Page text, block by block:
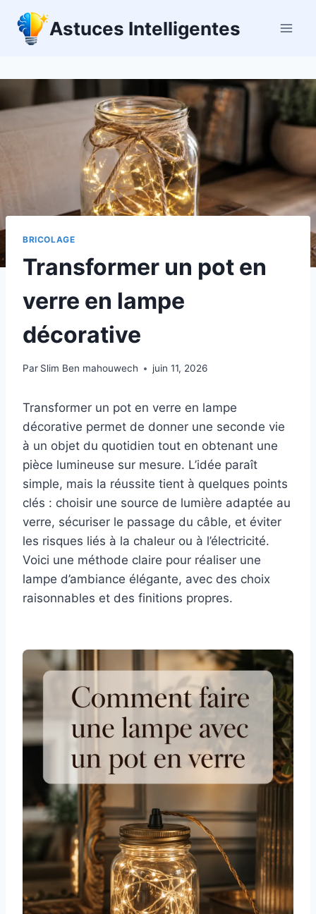
contenu
Astuces Intelligentes
BRICOLAGE
Transformer un pot en
verre en lampe
décorative
Par Slim Ben mahouwech juin 11, 2026
Transformer un pot en verre en lampe
décorative permet de donner une seconde vie
à un objet du quotidien tout en obtenant une
pièce lumineuse sur mesure. L’idée paraît
simple, mais la réussite tient à quelques points
clés : choisir une source de lumière adaptée au
verre, sécuriser le passage du câble, et éviter
les risques liés à la chaleur ou à l’électricité.
Voici une méthode claire pour réaliser une
lampe d’ambiance élégante, avec des choix
raisonnables et des finitions propres.